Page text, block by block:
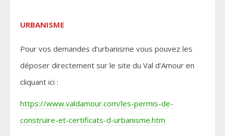
URBANISME
Pour vos demandes d’urbanisme vous pouvez les
déposer directement sur le site du Val d’Amour en
cliquant ici :
https://www.valdamour.com/les-permis-de-
construire-et-certificats-d-urbanisme.htm